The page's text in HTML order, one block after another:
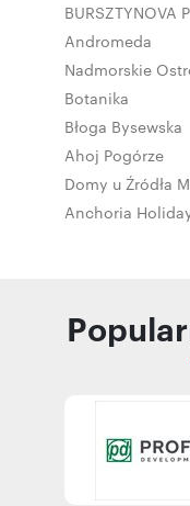
BURSZTYNOVA
Andromeda
Nadmorskie
Botanika
Błoga Bysewska
Ahoj Pogórze
Domy u Źródła
Anchoria